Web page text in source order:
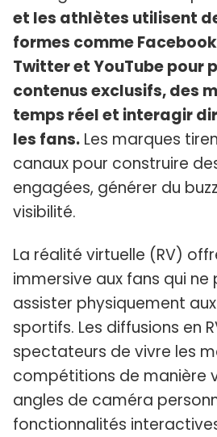
et les athlètes utilisent
formes comme
Twitter et YouTube pour
contenus exclusifs, des
temps réel et interagir
les fans. Les marques
canaux pour construire
engagées, générer du
visibilité.
La réalité virtuelle (RV)
immersive aux fans qui ne
assister physiquement
sportifs. Les diffusions en
spectateurs de vivre les
compétitions de manière
angles de caméra
fonctionnalités